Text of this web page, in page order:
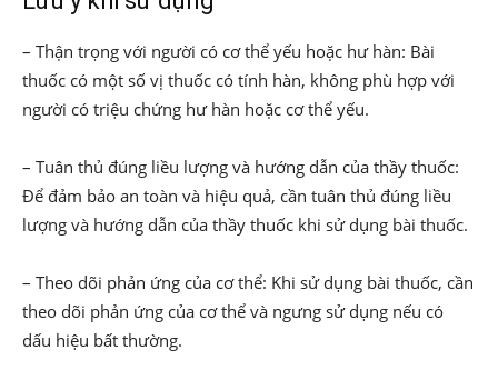
– Thận trọng với người có cơ thể yếu hoặc hư hàn: Bài
thuốc có một số vị thuốc có tính hàn, không phù hợp với
người có triệu chứng hư hàn hoặc cơ thể yếu.
– Tuân thủ đúng liều lượng và hướng dẫn của thầy thuốc:
Để đảm bảo an toàn và hiệu quả, cần tuân thủ đúng liều
lượng và hướng dẫn của thầy thuốc khi sử dụng bài thuốc.
– Theo dõi phản ứng của cơ thể: Khi sử dụng bài thuốc, cần
theo dõi phản ứng của cơ thể và ngưng sử dụng nếu có
dấu hiệu bất thường.